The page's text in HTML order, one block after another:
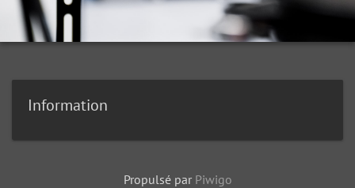
Information
Propulsé par Piwigo